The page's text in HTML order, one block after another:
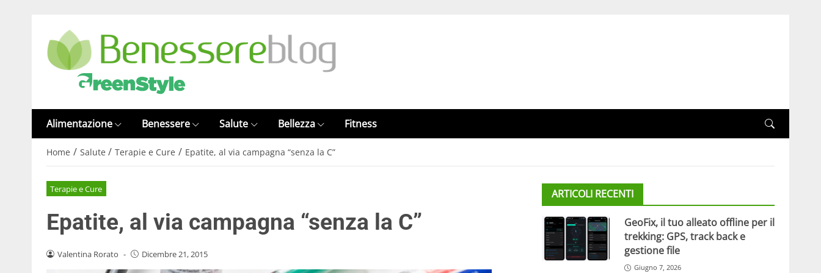
Alimentazione Benessere Salute Bellezza Fitness
Home / Salute / Terapie e Cure / Epatite, al via campagna “senza la C”
Terapie e Cure
Epatite, al via campagna “senza la C”
Valentina Rorato - Dicembre 21, 2015
ARTICOLI RECENTI
GeoFix, il tuo alleato offline per il
trekking: GPS, track back e
gestione file
Giugno 7, 2026